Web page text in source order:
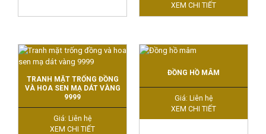
XEM CHI TIẾT
TRANH MẶT TRỐNG ĐỒNG
VÀ HOA SEN MẠ DÁT VÀNG
9999
Giá: Liên hệ
XEM CHI TIẾT
ĐỒNG HỒ MÂM
Giá: Liên hệ
XEM CHI TIẾT